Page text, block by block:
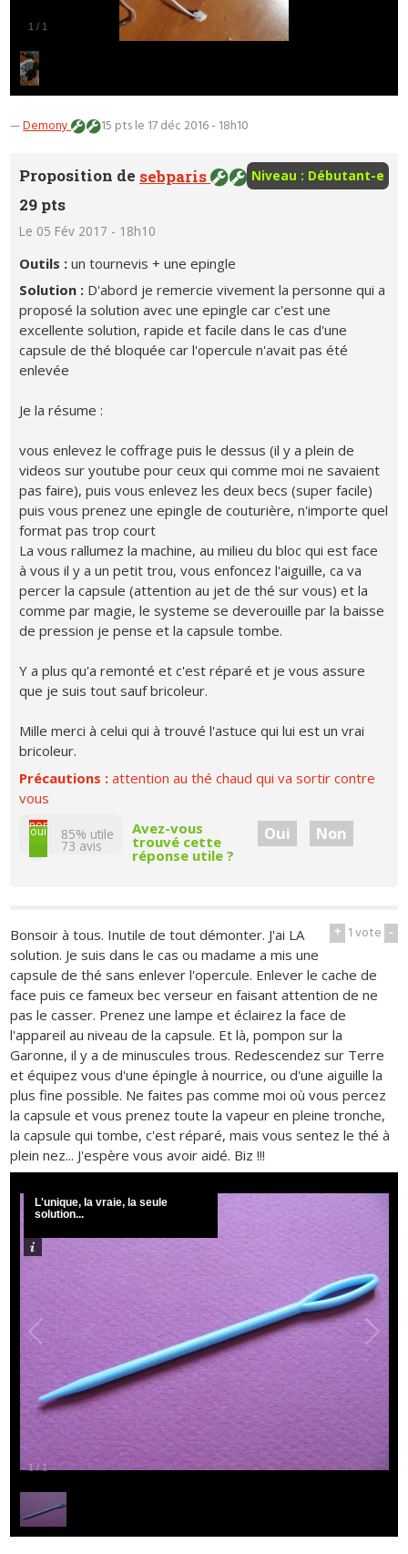
1 / 1
—Demony 15 ptsle 17 déc 2016 - 18h10
Niveau : Débutant-e
Proposition de sebparis
29 pts
Le 05 Fév 2017 - 18h10
Outils :un tournevis + une epingle
Solution : D'abord je remercie vivement la personne qui a
proposé la solution avec une epingle car c'est une
excellente solution, rapide et facile dans le cas d'une
capsule de thé bloquée car l'opercule n'avait pas été
enlevée
Je la résume :
vous enlevez le coffrage puis le dessus (il y a plein de
videos sur youtube pour ceux qui comme moi ne savaient
pas faire), puis vous enlevez les deux becs (super facile)
puis vous prenez une epingle de couturière, n'importe quel
format pas trop court
La vous rallumez la machine, au milieu du bloc qui est face
à vous il y a un petit trou, vous enfoncez l'aiguille, ca va
percer la capsule (attention au jet de thé sur vous) et la
comme par magie, le systeme se deverouille par la baisse
de pression je pense et la capsule tombe.
Y a plus qu'a remonté et c'est réparé et je vous assure
que je suis tout sauf bricoleur.
Mille merci à celui qui à trouvé l'astuce qui lui est un vrai
bricoleur.
Précautions :attention au thé chaud qui va sortir contre
vous
non
oui 85% utile
73 avis
Avez-vous
trouvé cette
réponse utile ?
Oui Non
+ 1vote -
Bonsoir à tous. Inutile de tout démonter. J'ai LA
solution. Je suis dans le cas ou madame a mis une
capsule de thé sans enlever l'opercule. Enlever le cache de
face puis ce fameux bec verseur en faisant attention de ne
pas le casser. Prenez une lampe et éclairez la face de
l'appareil au niveau de la capsule. Et là, pompon sur la
Garonne, il y a de minuscules trous. Redescendez sur Terre
et équipez vous d'une épingle à nourrice, ou d'une aiguille la
plus fine possible. Ne faites pas comme moi où vous percez
la capsule et vous prenez toute la vapeur en pleine tronche,
la capsule qui tombe, c'est réparé, mais vous sentez le thé à
plein nez... J'espère vous avoir aidé. Biz !!!
1 / 1
L'unique, la vraie, la seule
solution...